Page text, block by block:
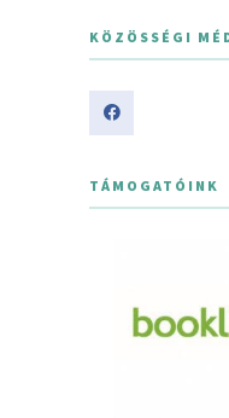
KÖZÖSSÉGI
TÁMOGATÓINK